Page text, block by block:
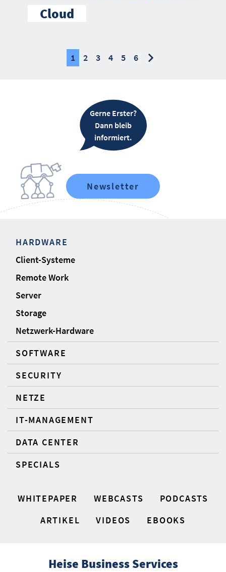
Cloud
1 2 3 4 5 6nächste
Gerne Erster?
Dann bleib
informiert.
Newsletter
HARDWARE
Client-Systeme
Remote Work
Server
Storage
Netzwerk-Hardware
SOFTWARE
SECURITY
NETZE
IT-MANAGEMENT
DATA CENTER
SPECIALS
WHITEPAPER WEBCASTS
PODCASTS
ARTIKEL
VIDEOS EBOOKS
Heise Business Services